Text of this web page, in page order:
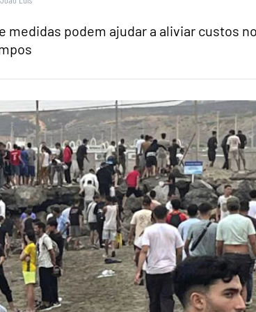
medidas podem ajudar a aliviar custos